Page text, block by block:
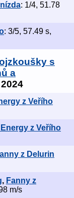
: 1/4, 51.78
: 3/5, 57.49 s,
s
a
z Veřího
z Veřího
z Delurin
, Fanny z
m/s